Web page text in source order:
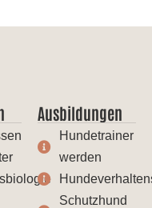
Ausbildungen
Hundetrainer
werden
Schutzhund